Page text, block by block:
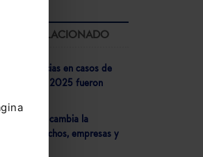
RELACIONADO
las sentencias en casos de
dictadas en 2025 fueron
2026: Así cambia la
para despachos, empresas y